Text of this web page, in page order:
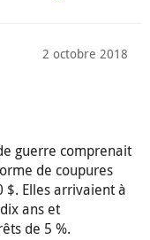
2 octobre 2018
guerre comprenait
de coupures
$. Elles arrivaient à
ans et
de 5 %.